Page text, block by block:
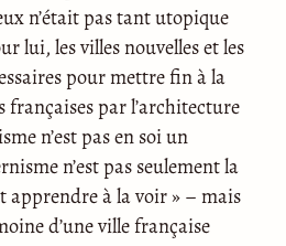
n’était pas tant utopique
lui, les villes nouvelles et les
pour mettre fin à la
par l’architecture
n’est pas en soi un
n’est pas seulement la
à la voir » – mais
d’une ville française